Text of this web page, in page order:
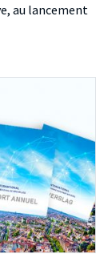
au lancement